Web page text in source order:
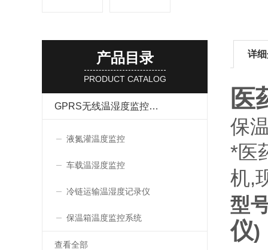
产品目录
PRODUCT CATALOG
GPRS无线温湿度监控系统
液氮灌温度监控
车载温湿度监控
冷链运输温湿度记录仪
保温箱温度监控系统
查看全部
详
医
保
*医
机,
型
仪)